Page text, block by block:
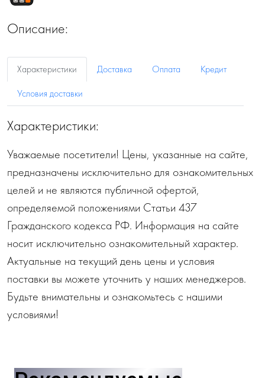
Описание:
Характеристики Доставка Оплата
Кредит
Условия доставки
Характеристики:
Уважаемые посетители! Цены, указанные на сайте,
предназначены исключительно для ознакомительных
целей и не являются публичной офертой,
определяемой положениями Статьи 437
Гражданского кодекса РФ. Информация на сайте
носит исключительно ознакомительный характер.
Актуальные на текущий день цены и условия
поставки вы можете уточнить у наших менеджеров.
Будьте внимательны и ознакомьтесь с нашими
условиями!